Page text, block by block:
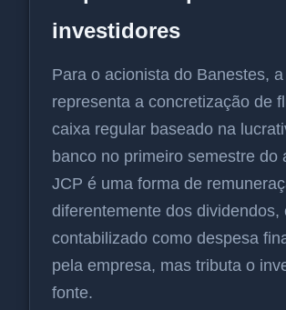
investidores
Para o acionista do Banestes,
representa a concretização de
caixa regular baseado na
banco no primeiro semestre do
JCP é uma forma de
diferentemente dos dividendos,
contabilizado como despesa
pela empresa, mas tributa o
fonte.